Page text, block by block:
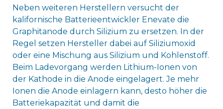
Neben weiteren Herstellern versucht der
kalifornische Batterieentwickler Enevate die
Graphitanode durch Silizium zu ersetzen. In der
Regel setzen Hersteller dabei auf Siliziumoxid
oder eine Mischung aus Silizium und Kohlenstoff.
Beim Ladevorgang werden Lithium-Ionen von
der Kathode in die Anode eingelagert. Je mehr
Ionen die Anode einlagern kann, desto höher die
Batteriekapazität und damit die